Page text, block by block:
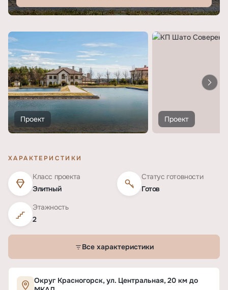
Проект Проект
ХАРАКТЕРИСТИКИ
Класс проекта
Элитный
Статус готовности
Готов
Этажность
2
Все характеристики
Характеристики ЖК «КП Шато Соверен»
Округ Красногорск, ул. Центральная, 20 км до